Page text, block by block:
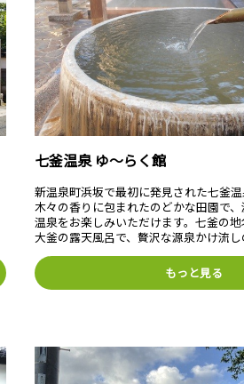
七釜温泉 ゆ～らく館
新温泉町浜坂で最初に発見された七釜
木々の香りに包まれたのどかな田園で
温泉をお楽しみいただけます。七釜の
大釜の露天風呂で、贅沢な源泉かけ流
もっと見る